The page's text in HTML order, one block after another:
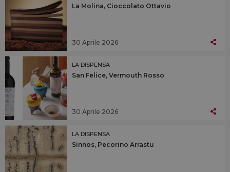
La Molina, Cioccolato Ottavio
30 Aprile 2026
LA DISPENSA
San Felice, Vermouth Rosso
30 Aprile 2026
LA DISPENSA
Sinnos, Pecorino Arrastu